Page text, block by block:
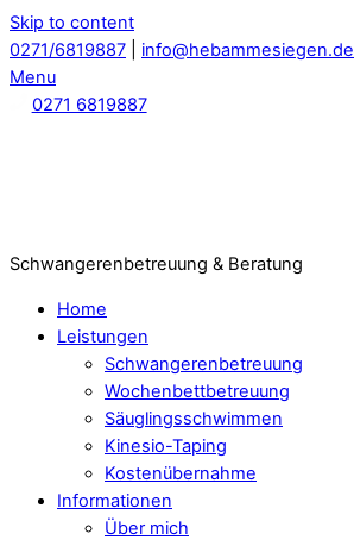
Skip to content
0271/6819887
info@hebammesiegen.de
Menu
0271 6819887
Schwangerenbetreuung & Beratung
Home
Leistungen
Schwangerenbetreuung
Wochenbettbetreuung
Säuglingsschwimmen
Kinesio-Taping
Kostenübernahme
Informationen
Über mich